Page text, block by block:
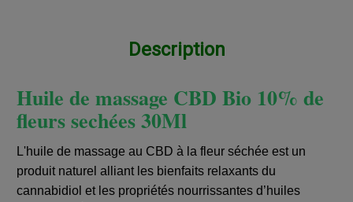
Description
Huile de massage CBD Bio 10% de
fleurs sechées 30Ml
L'huile de massage au CBD à la fleur séchée est un
produit naturel alliant les bienfaits relaxants du
cannabidiol et les propriétés nourrissantes d’huiles